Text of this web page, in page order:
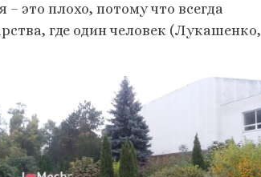
это плохо, потому что всегда
где один человек (Лукашенко,